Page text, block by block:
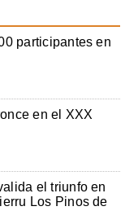
participantes en
en el XXX
el triunfo en
Los Pinos de